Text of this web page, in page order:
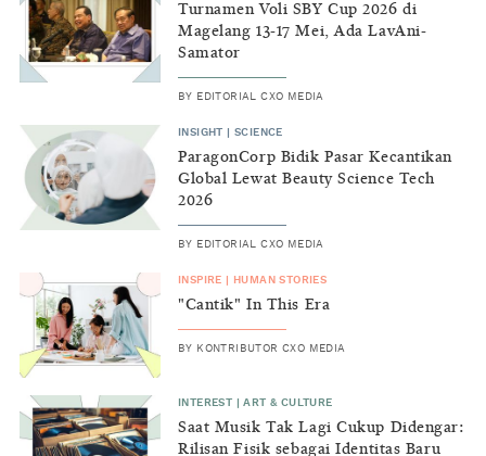
Turnamen Voli SBY Cup 2026 di
Magelang 13-17 Mei, Ada LavAni-
Samator
BY EDITORIAL CXO MEDIA
INSIGHT |SCIENCE
ParagonCorp Bidik Pasar Kecantikan
Global Lewat Beauty Science Tech
2026
BY EDITORIAL CXO MEDIA
INSPIRE HUMAN STORIES
"Cantik" In This Era
BY KONTRIBUTOR CXO MEDIA
INTEREST |ART & CULTURE
Saat Musik Tak Lagi Cukup Didengar:
Rilisan Fisik sebagai Identitas Baru